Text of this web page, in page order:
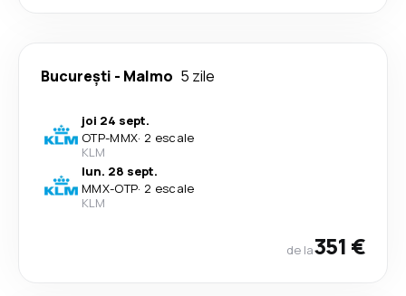
București - Malmo 5 zile
joi 24 sept.
OTP-MMX· 2 escale
KLM
lun. 28 sept.
MMX-OTP· 2 escale
KLM
de la351 €